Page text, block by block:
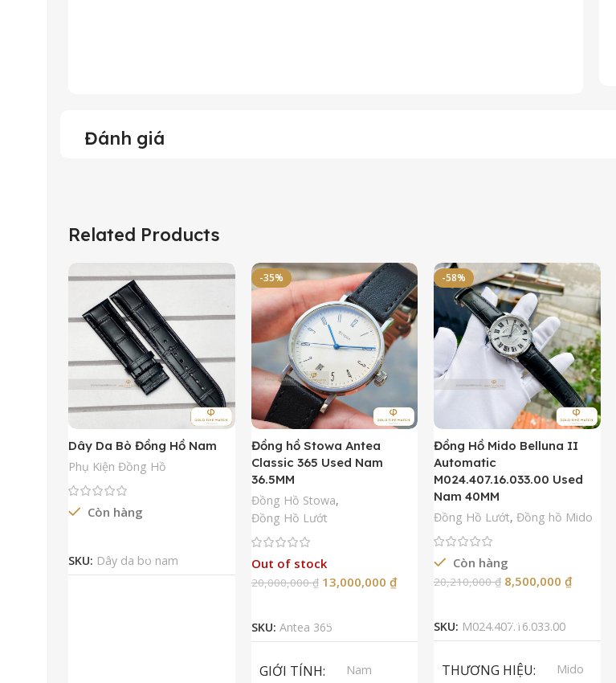
Đánh giá
Related Products
Dây Da Bò Đồng Hồ Nam
Phụ Kiện Đồng Hồ
Còn hàng
SKU: Dây da bò nam
-35%
Đồng hồ Stowa Antea
Classic 365 Used Nam
36.5MM
Đồng Hồ Stowa,
Đồng Hồ Lướt
Out of stock
20,000,000₫ 13,000,000 ₫
SKU: Antea 365
GIỚI TÍNH Nam
-58%
Đồng Hồ Mido Belluna II
Automatic
M024.407.16.033.00 Used
Nam 40MM
Đồng Hồ Lướt, Đồng hồ Mido
Còn hàng
20,210,000₫ 8,500,000 ₫
SKU: M024.407.16.033.00
THƯƠNG HIỆU Mido